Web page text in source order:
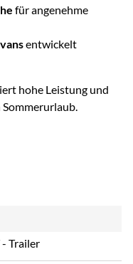
für angenehme
entwickelt
hohe Leistung und
Trailer